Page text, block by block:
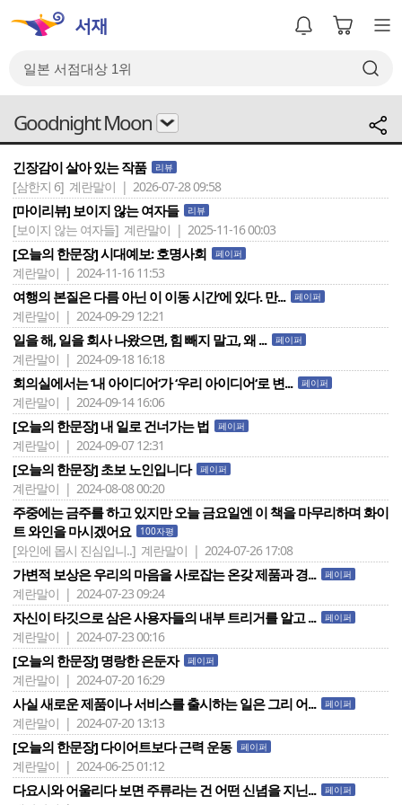
Goodnight Moon
긴장감이 살아 있는 작품 리뷰
[삼한지 6] 계란말이 | 2026-07-28 09:58
[마이리뷰] 보이지 않는 여자들 리뷰
[보이지 않는 여자들] 계란말이 | 2025-11-16 00:03
[오늘의 한문장] 시대예보: 호명사회 페이퍼
계란말이 | 2024-11-16 11:53
여행의 본질은 다름 아닌 이 이동 시간‘에 있다. 만... 페이퍼
계란말이 | 2024-09-29 12:21
일을 해, 일을 회사 나왔으면, 힘 빼지 말고, 왜 ... 페이퍼
계란말이 | 2024-09-18 16:18
회의실에서는 ‘내 아이디어‘가 ‘우리 아이디어‘로 변... 페이퍼
계란말이 | 2024-09-14 16:06
[오늘의 한문장] 내 일로 건너가는 법 페이퍼
계란말이 | 2024-09-07 12:31
[오늘의 한문장] 초보 노인입니다 페이퍼
계란말이 | 2024-08-08 00:20
주중에는 금주를 하고 있지만 오늘 금요일엔 이 책을 마무리하며 화이
트 와인을 마시겠어요
100자평
[와인에 몹시 진심입니..] 계란말이 | 2024-07-26 17:08
가변적 보상은 우리의 마음을 사로잡는 온갖 제품과 경... 페이퍼
계란말이 | 2024-07-23 09:24
자신이 타깃으로 삼은 사용자들의 내부 트리거를 알고 ... 페이퍼
계란말이 | 2024-07-23 00:16
[오늘의 한문장] 명랑한 은둔자 페이퍼
계란말이 | 2024-07-20 16:29
사실 새로운 제품이나 서비스를 출시하는 일은 그리 어... 페이퍼
계란말이 | 2024-07-20 13:13
[오늘의 한문장] 다이어트보다 근력 운동 페이퍼
계란말이 | 2024-06-25 01:12
다요시와 어울리다 보면 주류라는 건 어떤 신념을 지닌... 페이퍼